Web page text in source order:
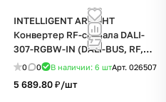
INTELLIGENT ARLIGHT
Конвертер RF-сигнала DALI-
307-RGBW-IN (DALI-BUS, RF,
PUSH) (IARL, -)
0 0 В наличии: 6 штАрт. 026507
5 689.80 ₽/шт